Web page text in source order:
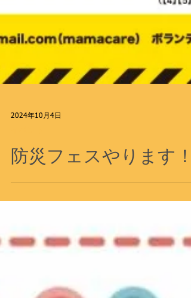
2024年10月4日
イベント